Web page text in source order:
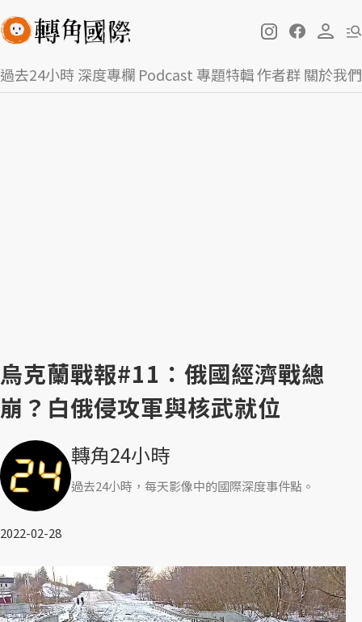
過去24小時深度專欄 Podcast 專題特輯作者群關於我們
烏克蘭戰報#11：俄國經濟戰總
崩？白俄侵攻軍與核武就位
轉角24小時
過去24小時，每天影像中的國際深度事件點。
2022-02-28